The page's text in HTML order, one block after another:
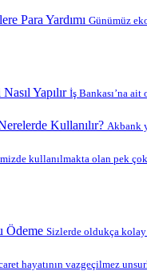
Para Yardımı Günümüz
Yapılır İş Bankası’na
Kullanılır? Akbank
kullanılmakta olan pek
Ödeme Sizlerde oldukça
hayatının vazgeçilmez